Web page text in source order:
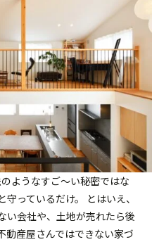
ようなすご〜い秘密ではな
っているだけ。 とはいえ、
い会社や、土地が売れたら後
産屋さんではできない家づ